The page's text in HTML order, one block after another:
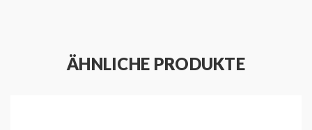
ÄHNLICHE PRODUKTE